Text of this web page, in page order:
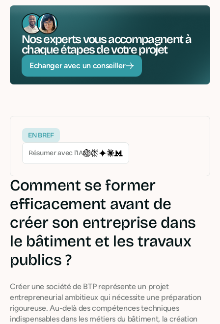
Nos experts vous accompagnent à
chaque étapes de votre projet
Echanger avec un conseiller
EN BREF
Résumer avec l’IA
Comment se former
efficacement avant de
créer son entreprise dans
le bâtiment et les travaux
publics ?
Créer une société de BTP représente un projet
entrepreneurial ambitieux qui nécessite une préparation
rigoureuse. Au-delà des compétences techniques
indispensables dans les métiers du bâtiment, la création